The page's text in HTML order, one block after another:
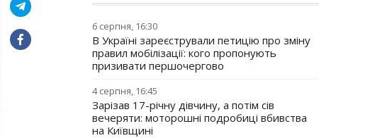
6 серпня, 16:30
В Україні зареєстрували петицію про зміну
правил мобілізації: кого пропонують
призивати першочергово
4 серпня, 16:45
Зарізав 17-річну дівчину, а потім сів
вечеряти: моторошні подробиці вбивства
на Київщині